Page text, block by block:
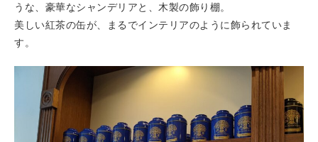
うな、豪華なシャンデリアと、木製の飾り棚。
美しい紅茶の缶が、まるでインテリアのように飾られていま
す。